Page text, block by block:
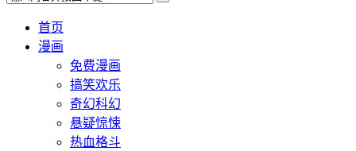
首页
漫画
免费漫画
搞笑欢乐
奇幻科幻
悬疑惊悚
热血格斗